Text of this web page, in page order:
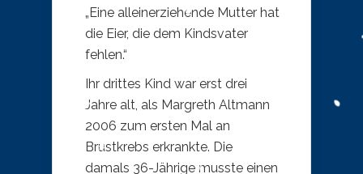
„Eine alleinerziehende Mutter hat
die Eier, die dem Kindsvater
fehlen.“
Ihr drittes Kind war erst drei
Jahre alt, als Margreth Altmann
2006 zum ersten Mal an
Brustkrebs erkrankte. Die
damals 36-Jährige musste einen